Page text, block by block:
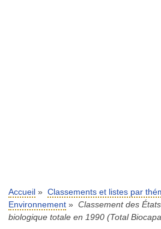
Accueil » Classements et listes par
Environnement » Classement des
biologique totale en 1990 (Total